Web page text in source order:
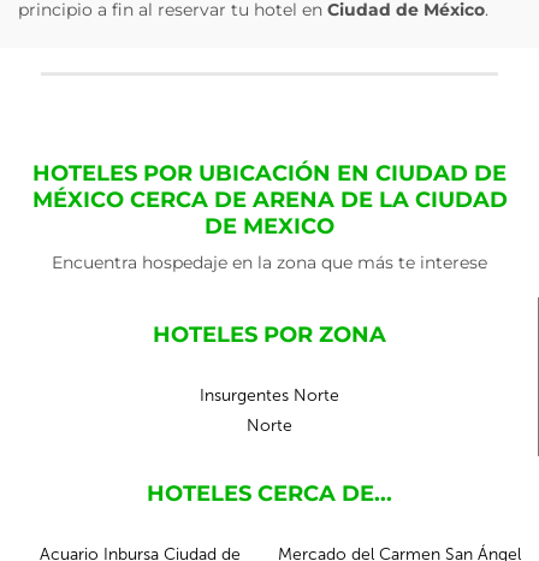
principio a fin al reservar tu hotel en Ciudad de México.
HOTELES POR UBICACIÓN EN CIUDAD DE
MÉXICO CERCA DE ARENA DE LA CIUDAD
DE MEXICO
Encuentra hospedaje en la zona que más te interese
HOTELES POR ZONA
Insurgentes Norte
Norte
HOTELES CERCA DE...
Acuario Inbursa Ciudad de
Mercado del Carmen San Ángel